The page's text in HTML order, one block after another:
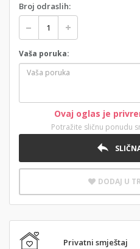
Broj odraslih:
Vaša poruka:
Ovaj oglas je
Potražite sličnu ponudu
DODAJ U
Privatni smještaj